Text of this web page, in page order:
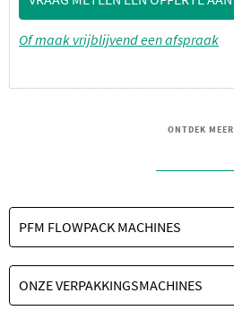
Of maak vrijblijvend een afspraak
ONTDEK MEER
PFM FLOWPACK MACHINES
ONZE VERPAKKINGSMACHINES